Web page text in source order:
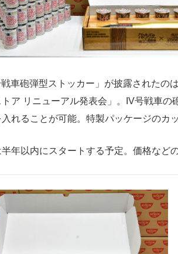
車砲弾型ストッカー」が披露されたの
ア リニューアル発表会」。IV号戦車
れることが可能。特製パッケージのカ
年以内にスタートする予定。価格など